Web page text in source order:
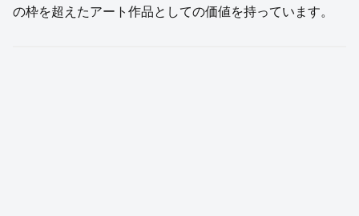
の枠を超えたアート作品としての価値を持っています。